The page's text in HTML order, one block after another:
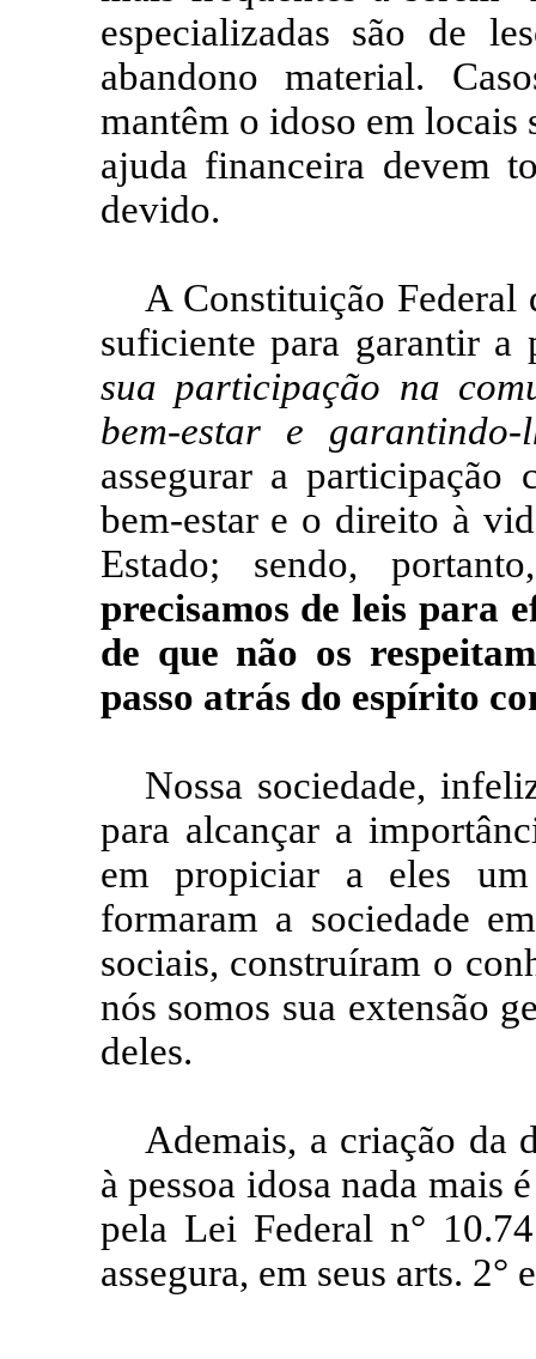
especializadas são de
abandono material.
mantêm o idoso em locais
ajuda financeira devem
devido.
A Constituição Federal
suficiente para garantir a
sua participação na
bem-estar e
assegurar a participação
bem-estar e o direito à
Estado; sendo,
precisamos de leis para
de que não os
passo atrás do espírito
Nossa sociedade,
para alcançar a
em propiciar a eles um
formaram a sociedade
sociais, construíram o
nós somos sua extensão
deles.
Ademais, a criação da
à pessoa idosa nada mais
pela Lei Federal n°
assegura, em seus arts. 2°